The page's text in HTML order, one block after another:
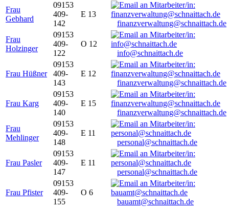
Frau
Gebhard
09153
409-
142
E 13
finanzverwaltung@schnaittach.de
Frau
Holzinger
09153
409-
122
O 12
info@schnaittach.de
Frau Hüßner
09153
409-
143
E 12
finanzverwaltung@schnaittach.de
Frau Karg
09153
409-
140
E 15
finanzverwaltung@schnaittach.de
Frau
Mehlinger
09153
409-
148
E 11
personal@schnaittach.de
Frau Pasler
09153
409-
147
E 11
personal@schnaittach.de
Frau Pfister
09153
409-
155
O 6
bauamt@schnaittach.de